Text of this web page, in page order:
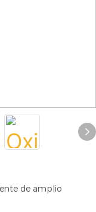
de amplio